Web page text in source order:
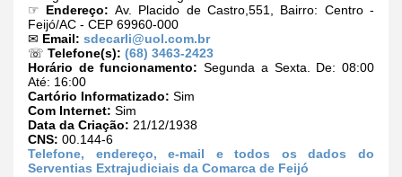
☞ Endereço: Av. Placido de Castro,551, Bairro: Centro -
Feijó/AC - CEP 69960-000
✉ Email: sdecarli@uol.com.br
☏ Telefone(s): (68) 3463-2423
Horário de funcionamento: Segunda a Sexta. De: 08:00
Até: 16:00
Cartório Informatizado: Sim
Com Internet: Sim
Data da Criação: 21/12/1938
CNS: 00.144-6
Telefone, endereço, e-mail e todos os dados do
Serventias Extrajudiciais da Comarca de Feijó